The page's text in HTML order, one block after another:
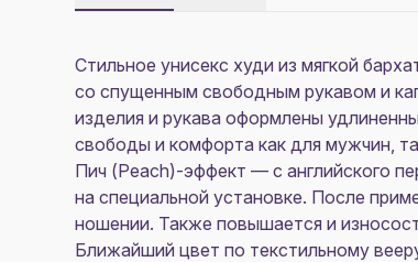
Стильное унисекс худи из мягкой
со спущенным свободным рукавом и
изделия и рукава оформлены
свободы и комфорта как для мужчин,
Пич (Peach)-эффект — с английского
на специальной установке. После
ношении. Также повышается и
Ближайший цвет по текстильному